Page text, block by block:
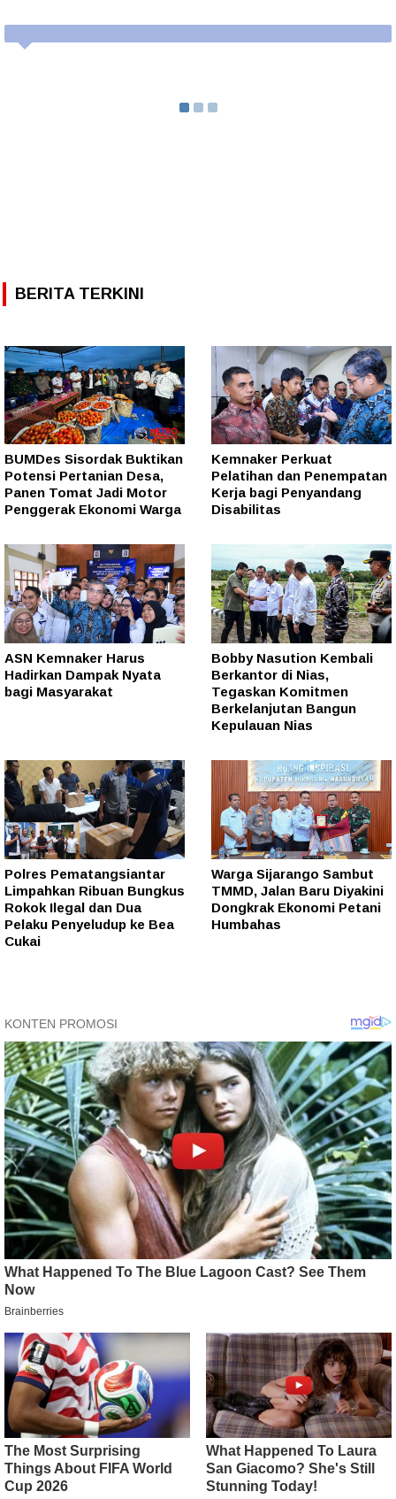
BERITA TERKINI
BUMDes Sisordak Buktikan
Potensi Pertanian Desa,
Panen Tomat Jadi Motor
Penggerak Ekonomi Warga
Kemnaker Perkuat
Pelatihan dan Penempatan
Kerja bagi Penyandang
Disabilitas
ASN Kemnaker Harus
Hadirkan Dampak Nyata
bagi Masyarakat
Bobby Nasution Kembali
Berkantor di Nias,
Tegaskan Komitmen
Berkelanjutan Bangun
Kepulauan Nias
Polres Pematangsiantar
Limpahkan Ribuan Bungkus
Rokok Ilegal dan Dua
Pelaku Penyeludup ke Bea
Cukai
Warga Sijarango Sambut
TMMD, Jalan Baru Diyakini
Dongkrak Ekonomi Petani
Humbahas